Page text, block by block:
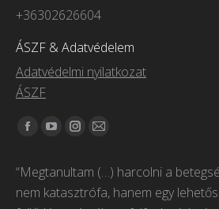
+36302626604
ÁSZF & Adatvédelem
Adatvédelmi nyilatkozat
ÁSZF
Itt vagyunk elérhetőek:
Facebook
opens
in
YouTube
opens
in
Instagram
opens
in
Mail
opens
in
“Megtanultam (…) harcolni a
nem katasztrófa, hanem egy